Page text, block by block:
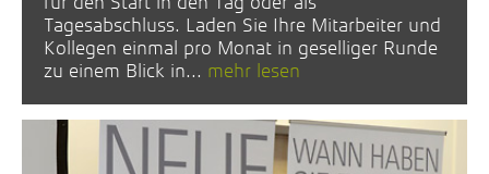
Tagesabschluss. Laden Sie Ihre Mitarbeiter und
Kollegen einmal pro Monat in geselliger Runde
zu einem Blick in... mehr lesen